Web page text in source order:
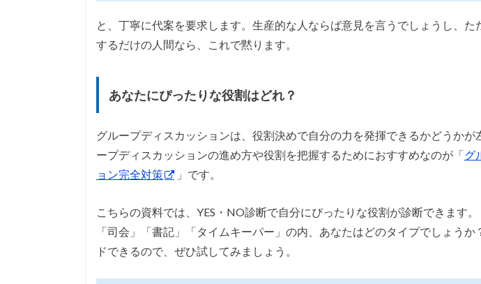
と、丁寧に代案を要求します。生産的な人ならば意見を言うでしょうし、た
するだけの人間なら、これで黙ります。
あなたにぴったりな役割はどれ？
グループディスカッションは、役割決めで自分の力を発揮できるかどうかが
ープディスカッションの進め方や役割を把握するためにおすすめなのが「グ
ョン完全対策
」です。
こちらの資料では、YES・NO診断で自分にぴったりな役割が診断できます。
「司会」「書記」「タイムキーパー」の内、あなたはどのタイプでしょうか
ドできるので、ぜひ試してみましょう。